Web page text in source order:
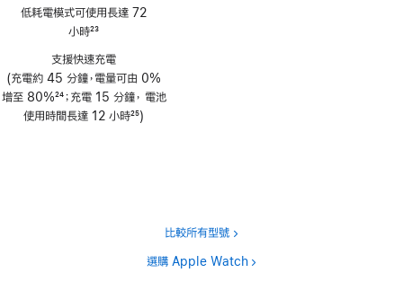
低耗電模式可使用長達 72
小時23
支援快速充電
(充電約 45 分鐘，電量可由 0%
增至 80%24；充電 15 分鐘， 電池
使用時間長達 12 小時25)
比較所有型號
選購 Apple Watch